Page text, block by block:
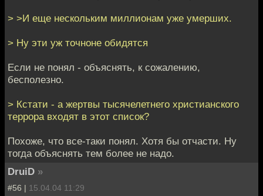
> >И еще нескольким миллионам уже умерших.
> Ну эти уж точноне обидятся
Если не понял - объяснять, к сожалению,
бесполезно.
> Кстати - а жертвы тысячелетнего христианского
террора входят в этот список?
Похоже, что все-таки понял. Хотя бы отчасти. Ну
тогда объяснять тем более не надо.
DruiD »
#56 | 15.04.04 11:29